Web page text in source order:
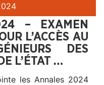
– EXAMEN
L’ACCÈS AU
DES
L’ÉTAT …
les Annales 2024